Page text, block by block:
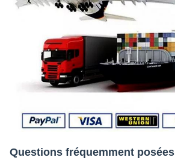
Questions fréquemment posées